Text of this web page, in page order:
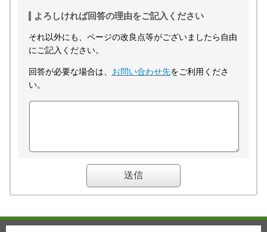
よろしければ回答の理由をご記入ください
それ以外にも、ページの改良点等がございましたら自由
にご記入ください。
回答が必要な場合は、 お問い合わせ先をご利用くださ
い。